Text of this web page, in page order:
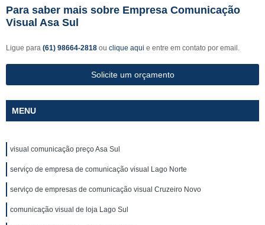
Para saber mais sobre Empresa Comunicação
Visual Asa Sul
Ligue para (61) 98664-2818 ou clique aqui e entre em contato por email.
Solicite um orçamento
MENU
visual comunicação preço Asa Sul
serviço de empresa de comunicação visual Lago Norte
serviço de empresas de comunicação visual Cruzeiro Novo
comunicação visual de loja Lago Sul